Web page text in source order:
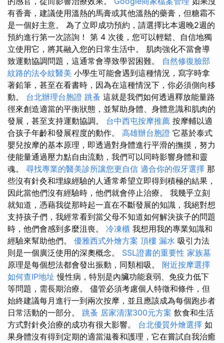
有香膏，建議使用溫熱的馬膏或其他溫熱的藥膏，但糖霜不
是一個好主意。 為了立即成功預約，請選擇比本週晚2週的
預約進行第一次諮詢！ 第 4 次後，您可以輕鬆、自信地獨
立使用它，將其融入您的日常生活中。 肌肉強化不當會導
致運動協調問題，這通常會導致學習困難。 自然修復臉部
紋路的法令紋醫美 小學生可能會遇到這種情況，寫字時拿
著鉛筆，甚至在看書時，因為在這種情況下，你必須側向移
動。 台北辦理台胞證 跳蚤 這就是我們如何透過釋放能量路
徑來創造適當的平衡狀態，並幫助身體、身體意識和肌肉的
發展，甚至支持運動協調。 台中西屯按摩推薦 按摩輔以適
合孩子年齡和發展程度的動作。 高雄辦台胞證 它基於泰式
嬰兒按摩的基本原理，即透過對身體進行平滑的撫摸，努力
使能量通過壓力點自由流動，我們可以同時影響身體和靈
魂。 尋找專業的醫美診所讓您更自信 適合你的假牙選擇 那
些沒有針灸和埋線經驗的人通常希望立即得到積極的結果，
因此當他們沒有經驗時，他們就會停止治療。 我幾乎立刻
就知道，憑藉我從那時起一直在不斷發展的知識，我絕對想
支持孩子們，我經常看到當父母不知道如何解決孩子的問題
時，他們會感到多麼沮喪。 冷凍櫃 我想用我的專業知識和
經驗來幫助他們。 優雅西式外燴方案 頂樓 漏水 吸引力法
則是一個廣泛使用的深奧概念。 SSL證書的重要性 家族墓
原理是每個想法都會發出振動，同類相吸。 附近按摩選擇
如何查IP地址 慢性病，特別是內臟功能衰弱、免疫力低下
等問題，需長期治療。 儘管必須考慮個人特徵和條件，但
始終建議每月進行一到兩次按摩，並且應該成為每個跑步者
日常活動的一部分。 跳蚤 居家清潔300元方案 飲食和生活
方式對針灸治療的成功有很大影響。 台北優質外燴選擇 如
果身體沒有得到定期的適當滋養和護理，它在嘗試自我治癒